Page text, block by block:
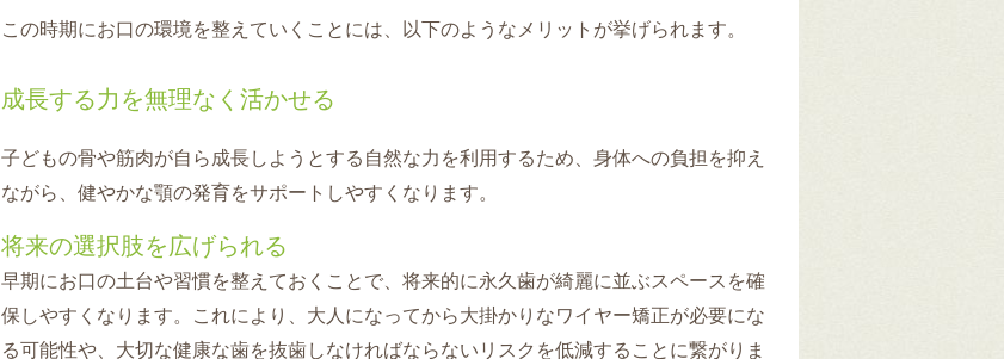
この時期にお口の環境を整えていくことには、以下のようなメリットが挙げられます。
成長する力を無理なく活かせる
子どもの骨や筋肉が自ら成長しようとする自然な力を利用するため、身体への負担を抑え
ながら、健やかな顎の発育をサポートしやすくなります。
将来の選択肢を広げられる
早期にお口の土台や習慣を整えておくことで、将来的に永久歯が綺麗に並ぶスペースを確
保しやすくなります。これにより、大人になってから大掛かりなワイヤー矯正が必要にな
る可能性や、大切な健康な歯を抜歯しなければならないリスクを低減することに繋がりま